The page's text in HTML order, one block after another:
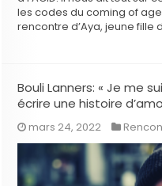
les codes du coming of
rencontre d’Aya, jeune fille
Bouli Lanners: « Je me
écrire une histoire
mars 24, 2022